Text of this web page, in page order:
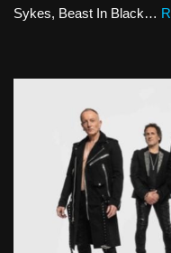
Sykes, Beast In Black…